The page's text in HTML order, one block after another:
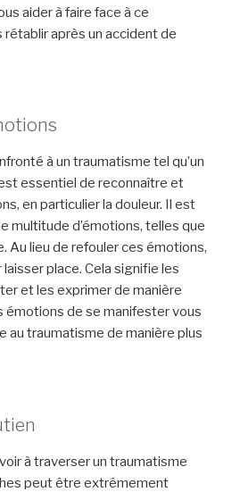
aider à faire face à ce
après un accident de
à un traumatisme tel qu’un
essentiel de reconnaître et
en particulier la douleur. Il est
multitude d’émotions, telles que
Au lieu de refouler ces émotions,
place. Cela signifie les
et les exprimer de manière
émotions de se manifester vous
au traumatisme de manière plus
à traverser un traumatisme
peut être extrêmement